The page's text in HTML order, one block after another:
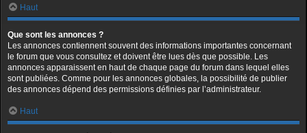
Haut
Que sont les annonces ?
Les annonces contiennent souvent des informations importantes concernant
le forum que vous consultez et doivent être lues dès que possible. Les
annonces apparaissent en haut de chaque page du forum dans lequel elles
sont publiées. Comme pour les annonces globales, la possibilité de publier
des annonces dépend des permissions définies par l’administrateur.
Haut